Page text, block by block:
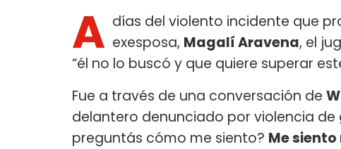
A días del violento incidente que
exesposa, Magalí Aravena, el
“él no lo buscó y que quiere superar
Fue a través de una conversación de
delantero denunciado por violencia de
preguntás cómo me siento? Me